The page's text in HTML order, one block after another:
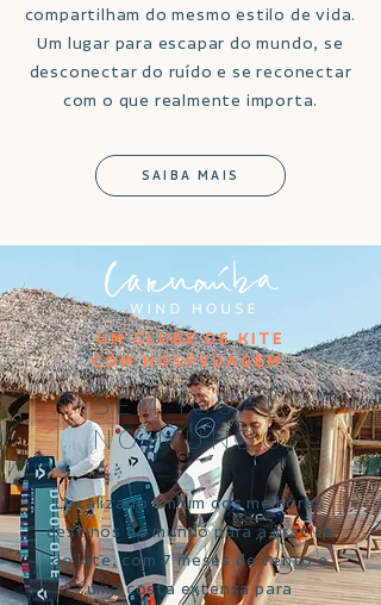
compartilham do mesmo estilo de vida.
Um lugar para escapar do mundo, se
desconectar do ruído e se reconectar
com o que realmente importa.
SAIBA MAIS
UM CLUBE DE KITE
COM HOSPEDAGEM
SEM IGUAL
NO MUNDO
Localizado em um dos melhores
destinos do mundo para a prática
do kite, com 7 meses de vento e
uma costa extensa para